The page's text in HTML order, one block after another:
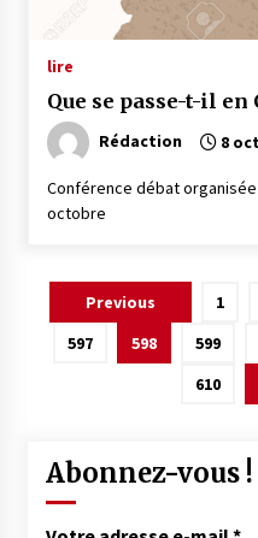
lire
Que se passe-t-il en
Rédaction 8
Conférence débat organisée
octobre
Pagination
des
publications
Previous 1
597
598 599
610
Abonnez-vous !